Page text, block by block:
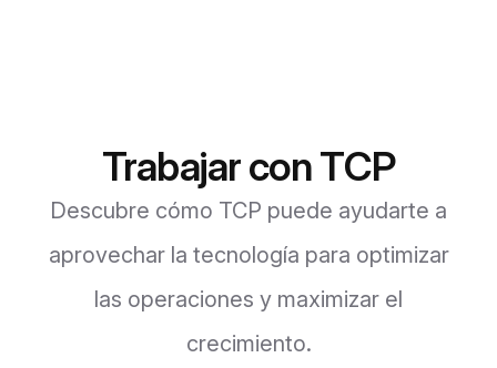
Trabajar con TCP
Descubre cómo TCP puede ayudarte a
aprovechar la tecnología para optimizar
las operaciones y maximizar el
crecimiento.